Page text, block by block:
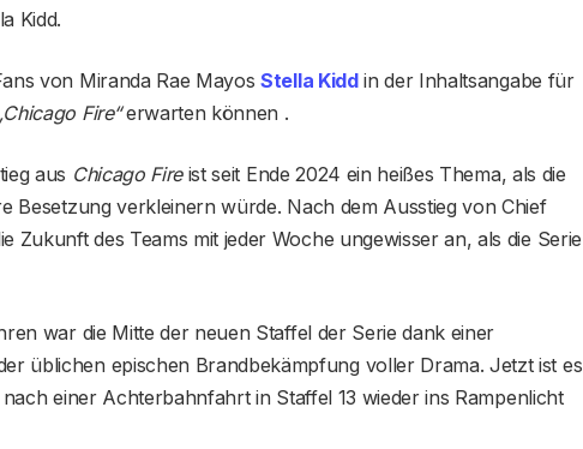
Kidd.
von Miranda Rae MayosStella Kiddin der Inhaltsangabe für
Fire“erwarten können .
aus Chicago Fireist seit Ende 2024 ein heißes Thema, als die
Besetzung verkleinern würde. Nach dem Ausstieg von Chief
Zukunft des Teams mit jeder Woche ungewisser an, als die Serie
war die Mitte der neuen Staffel der Serie dank einer
üblichen epischen Brandbekämpfung voller Drama. Jetzt ist es
einer Achterbahnfahrt in Staffel 13 wieder ins Rampenlicht